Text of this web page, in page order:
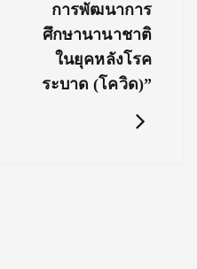
การพัฒนาการ
ศึกษานานาชาติ
ในยุคหลังโรค
ระบาด (โควิด)”